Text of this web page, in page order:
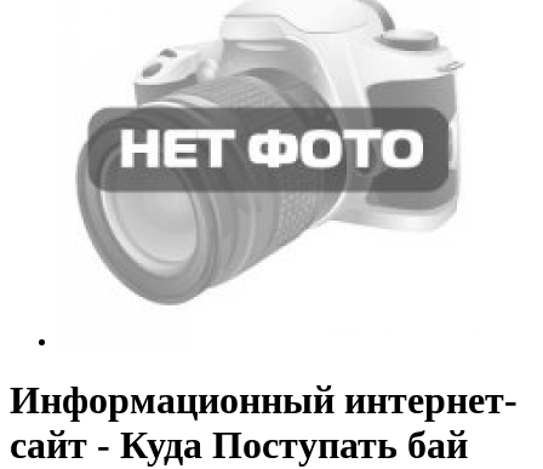
Информационный интернет-
сайт - Куда Поступать бай